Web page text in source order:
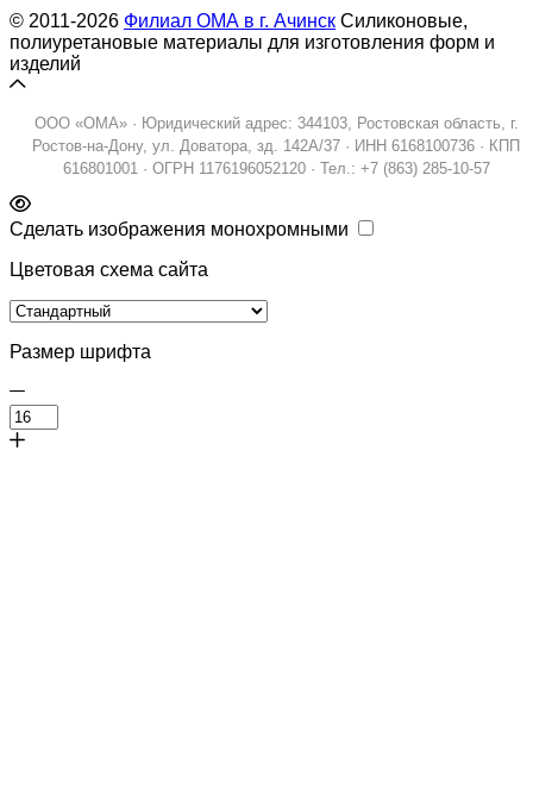
© 2011-2026 Филиал ОМА в г. Ачинск Силиконовые,
полиуретановые материалы для изготовления форм и
изделий
ООО «ОМА» · Юридический адрес: 344103, Ростовская область, г.
Ростов-на-Дону, ул. Доватора, зд. 142А/37 · ИНН 6168100736 · КПП
616801001 · ОГРН 1176196052120 · Тел.: +7 (863) 285-10-57
Сделать изображения монохромными
Цветовая схема сайта
Размер шрифта